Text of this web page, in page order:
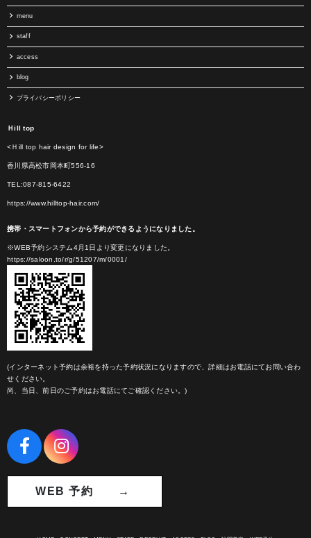
menu
staff
access
blog
プライバシーポリシー
Ｈill top
<Ｈill top hair design for life>
香川県高松市岡本町556-16
TEL:087-815-6422
https://www.hilltop-hair.com/
携帯・スマートフォンから予約ができるようになりました。
※WEB予約システム4月1日より変更になりました。
https://saloon.to/r/g/51207/m/0001/
(インターネット予約は余裕を持った予約状況になりますので、詳細はお電話にてお問い合わ
せください。
尚、当日、前日のご予約はお電話にてご確認ください。)
WEB 予約 →